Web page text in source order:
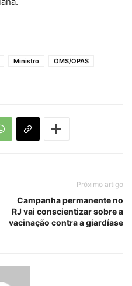
Ministro
OMS/OPAS
Próximo artigo
Campanha permanente no
RJ vai conscientizar sobre a
vacinação contra a giardíase